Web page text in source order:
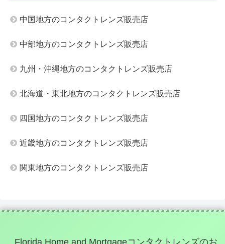
中国地方のコンタクトレンズ販売店
中部地方のコンタクトレンズ販売店
九州・沖縄地方のコンタクトレンズ販売店
北海道・東北地方のコンタクトレンズ販売店
四国地方のコンタクトレンズ販売店
近畿地方のコンタクトレンズ販売店
関東地方のコンタクトレンズ販売店
Florida Home and Mortgageコンタクトレンズのお